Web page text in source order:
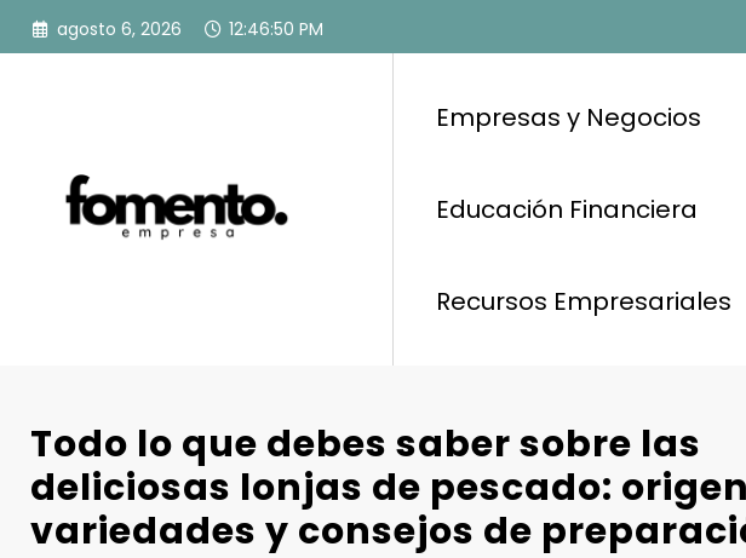
Saltar
agosto 6, 2026 12:46:50 PM
Empresas y Negocios
Educación Financiera
Recursos Empresariales
Todo lo que debes saber sobre las
deliciosas lonjas de pescado:
variedades y consejos de